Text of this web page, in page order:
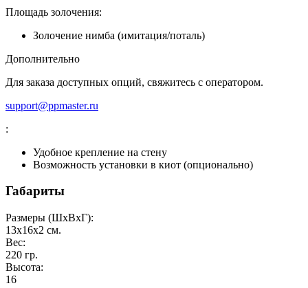
Площадь золочения:
Золочение нимба (имитация/поталь)
Дополнительно
Для заказа доступных опций, свяжитесь с оператором.
support@ppmaster.ru
:
Удобное крепление на стену
Возможность установки в киот (опционально)
Габариты
Размеры (ШxВxГ):
13x16x2 см.
Вес:
220 гр.
Высота:
16